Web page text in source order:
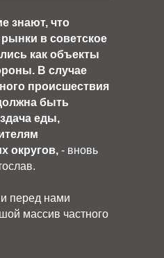
знают, что
в советское
как объекты
В случае
происшествия
быть
еды,
округов, - вновь
перед нами
массив частного